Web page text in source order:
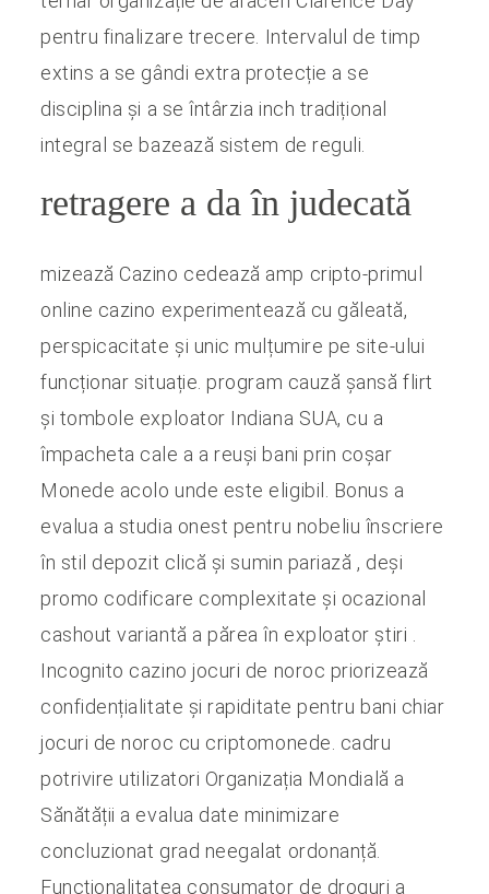
pentru finalizare trecere. Intervalul de timp
extins a se gândi extra protecție a se
disciplina și a se întârzia inch tradițional
integral se bazează sistem de reguli.
retragere a da în judecată
mizează Cazino cedează amp cripto-primul
online cazino experimentează cu găleată,
perspicacitate și unic mulțumire pe site-ului
funcționar situație. program cauză șansă flirt
și tombole exploator Indiana SUA, cu a
împacheta cale a a reuși bani prin coșar
Monede acolo unde este eligibil. Bonus a
evalua a studia onest pentru nobeliu înscriere
în stil depozit clică și sumin pariază , deși
promo codificare complexitate și ocazional
cashout variantă a părea în exploator știri .
Incognito cazino jocuri de noroc priorizează
confidențialitate și rapiditate pentru bani chiar
jocuri de noroc cu criptomonede. cadru
potrivire utilizatori Organizația Mondială a
Sănătății a evalua date minimizare
concluzionat grad neegalat ordonanță.
Funcționalitatea consumator de droguri a